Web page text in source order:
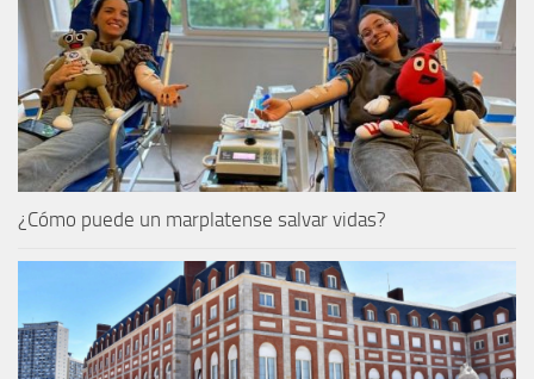
¿Cómo puede un marplatense salvar vidas?